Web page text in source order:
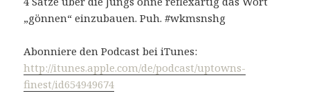
„gönnen“ einzubauen. Puh. #wkmsnshg
Abonniere den Podcast bei iTunes:
http://itunes.apple.com/de/podcast/uptowns-
finest/id654949674